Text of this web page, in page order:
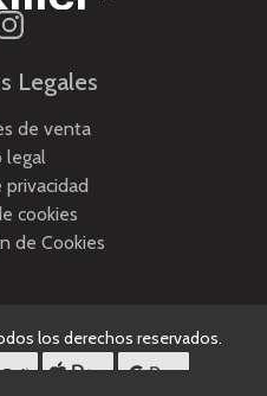
Legales
de venta
legal
cookies
de Cookies
los derechos reservados.